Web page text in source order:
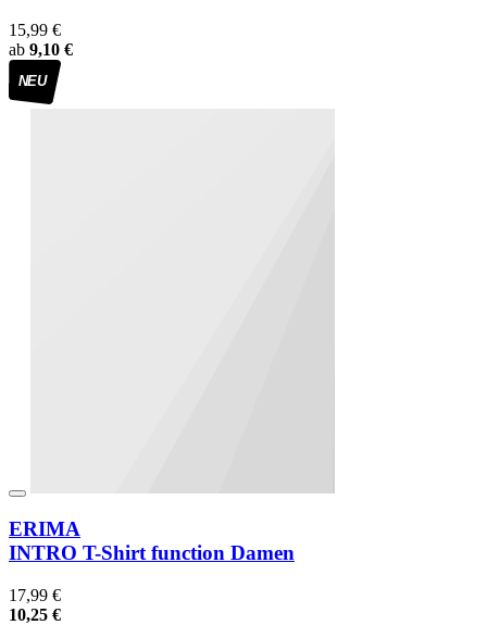
15,99 €
ab 9,10 €
NEU
ERIMA
INTRO T-Shirt function Damen
17,99 €
10,25 €